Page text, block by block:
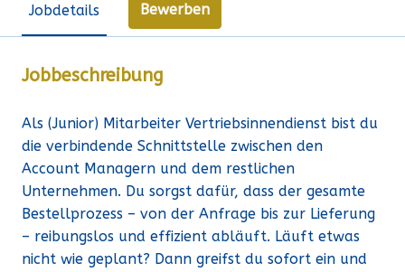
Jobdetails Bewerben
Jobbeschreibung
Als (Junior) Mitarbeiter Vertriebsinnendienst bist du
die verbindende Schnittstelle zwischen den
Account Managern und dem restlichen
Unternehmen. Du sorgst dafür, dass der gesamte
Bestellprozess – von der Anfrage bis zur Lieferung
– reibungslos und effizient abläuft. Läuft etwas
nicht wie geplant? Dann greifst du sofort ein und